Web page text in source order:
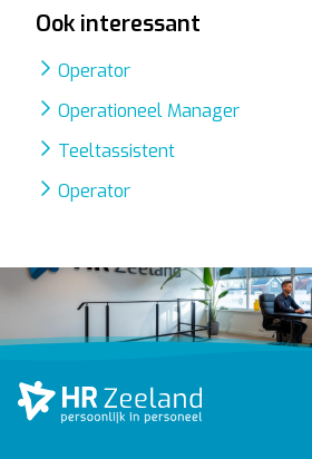
Ook interessant
Operator
Operationeel Manager
Teeltassistent
Operator